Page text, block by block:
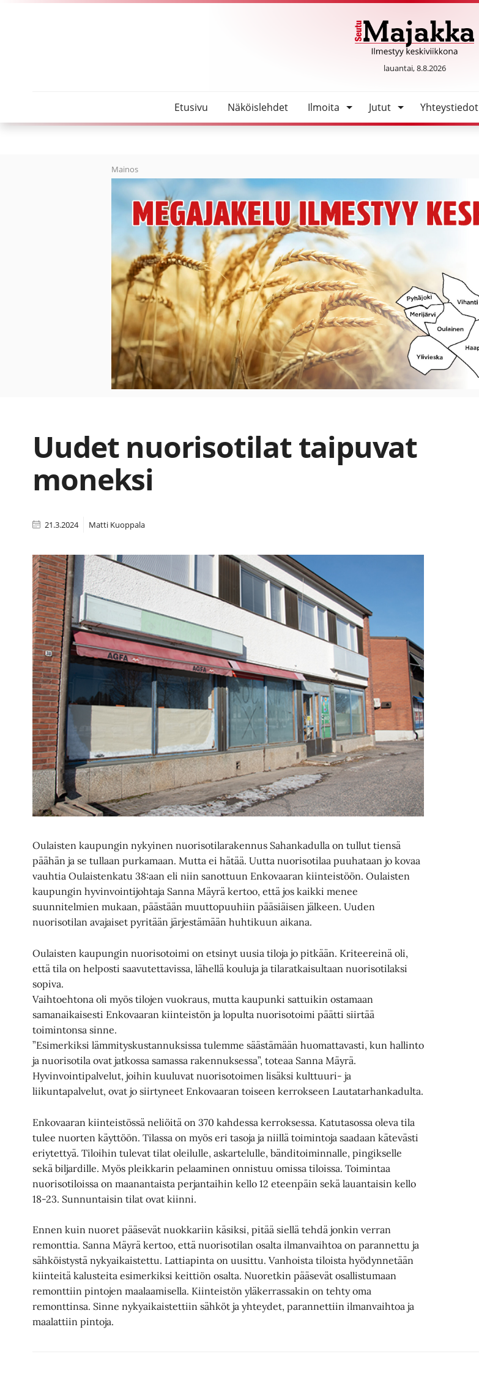
SeutuMajakka
lauantai, 8.8.2026
Etusivu Näköislehdet Ilmoita Jutut Yhteystiedot
Mainos
Uudet nuorisotilat taipuvat
moneksi
21.3.2024 Matti Kuoppala
Oulaisten kaupungin nykyinen nuorisotilarakennus Sahankadulla on tullut tiensä
päähän ja se tullaan purkamaan. Mutta ei hätää. Uutta nuorisotilaa puuhataan jo kovaa
vauhtia Oulaistenkatu 38:aan eli niin sanottuun Enkovaaran kiinteistöön. Oulaisten
kaupungin hyvinvointijohtaja Sanna Mäyrä kertoo, että jos kaikki menee
suunnitelmien mukaan, päästään muuttopuuhiin pääsiäisen jälkeen. Uuden
nuorisotilan avajaiset pyritään järjestämään huhtikuun aikana.
Oulaisten kaupungin nuorisotoimi on etsinyt uusia tiloja jo pitkään. Kriteereinä oli,
että tila on helposti saavutettavissa, lähellä kouluja ja tilaratkaisultaan nuorisotilaksi
sopiva.
Vaihtoehtona oli myös tilojen vuokraus, mutta kaupunki sattuikin ostamaan
samanaikaisesti Enkovaaran kiinteistön ja lopulta nuorisotoimi päätti siirtää
toimintonsa sinne.
”Esimerkiksi lämmityskustannuksissa tulemme säästämään huomattavasti, kun hallinto
ja nuorisotila ovat jatkossa samassa rakennuksessa”, toteaa Sanna Mäyrä.
Hyvinvointipalvelut, joihin kuuluvat nuorisotoimen lisäksi kulttuuri- ja
liikuntapalvelut, ovat jo siirtyneet Enkovaaran toiseen kerrokseen Lautatarhankadulta.
Enkovaaran kiinteistössä neliöitä on 370 kahdessa kerroksessa. Katutasossa oleva tila
tulee nuorten käyttöön. Tilassa on myös eri tasoja ja niillä toimintoja saadaan kätevästi
eriytettyä. Tiloihin tulevat tilat oleilulle, askartelulle, bänditoiminnalle, pingikselle
sekä biljardille. Myös pleikkarin pelaaminen onnistuu omissa tiloissa. Toimintaa
nuorisotiloissa on maanantaista perjantaihin kello 12 eteenpäin sekä lauantaisin kello
18-23. Sunnuntaisin tilat ovat kiinni.
Ennen kuin nuoret pääsevät nuokkariin käsiksi, pitää siellä tehdä jonkin verran
remonttia. Sanna Mäyrä kertoo, että nuorisotilan osalta ilmanvaihtoa on parannettu ja
sähköistystä nykyaikaistettu. Lattiapinta on uusittu. Vanhoista tiloista hyödynnetään
kiinteitä kalusteita esimerkiksi keittiön osalta. Nuoretkin pääsevät osallistumaan
remonttiin pintojen maalaamisella. Kiinteistön yläkerrassakin on tehty oma
remonttinsa. Sinne nykyaikaistettiin sähköt ja yhteydet, parannettiin ilmanvaihtoa ja
maalattiin pintoja.